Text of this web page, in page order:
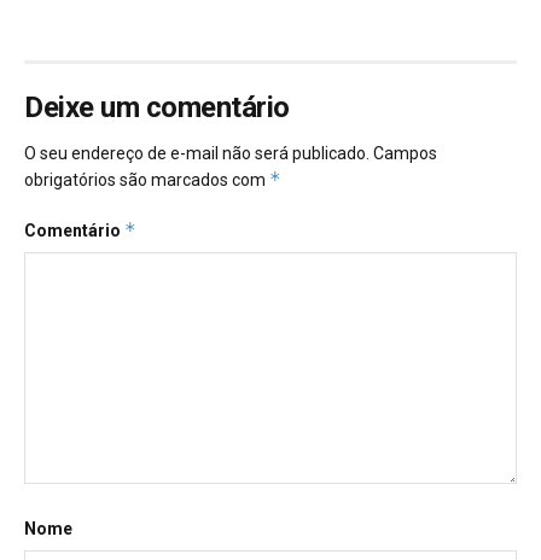
Deixe um comentário
O seu endereço de e-mail não será publicado. Campos
obrigatórios são marcados com *
Comentário *
Nome